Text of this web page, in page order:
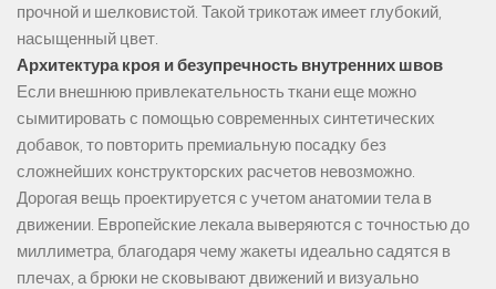
прочной и шелковистой. Такой трикотаж имеет глубокий,
насыщенный цвет.
Архитектура кроя и безупречность внутренних швов
Если внешнюю привлекательность ткани еще можно
сымитировать с помощью современных синтетических
добавок, то повторить премиальную посадку без
сложнейших конструкторских расчетов невозможно.
Дорогая вещь проектируется с учетом анатомии тела в
движении. Европейские лекала выверяются с точностью до
миллиметра, благодаря чему жакеты идеально садятся в
плечах, а брюки не сковывают движений и визуально